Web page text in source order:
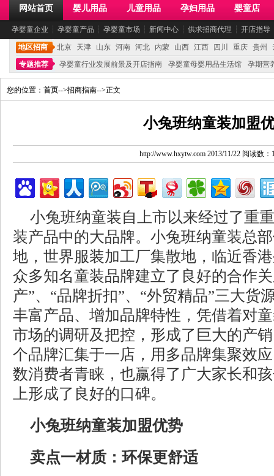
网站首页 婴儿用品 儿童用品 孕妇用品 婴童店
孕婴童企业 ┆ 孕婴童产品 ┆ 孕婴童市场 ┆ 新闻中心 ┆ 供求招商代理 ┆ 开店指导
地区招商 北京 天津 山东 河南 河北 内蒙 山西 江西 四川 重庆 贵州
专题推荐
孕婴童行业发展前景及开店指南 孕婴童母婴用品生活馆 孕期营
您的位置： 首页-->招商指南-->正文
小兔班纳童装加盟
http://www.hxytw.com 2013/11/22 阅读数：
小兔班纳童装自上市以来经过了重
装产品中的大品牌。小兔班纳童装总
地，世界服装加工厂集散地，临近香
众多知名童装品牌建立了良好的合作
产”、“品牌折扣”、“外贸精品”三大货
丰富产品、增加品牌特性，凭借着对
市场的调研及把控，形成了巨大的产
个品牌汇集于一店，用多品牌集聚效
数消费者青睐，也赢得了广大家长和
上形成了良好的口碑。
小兔班纳童装加盟优势
卖点一材质：环保更舒适